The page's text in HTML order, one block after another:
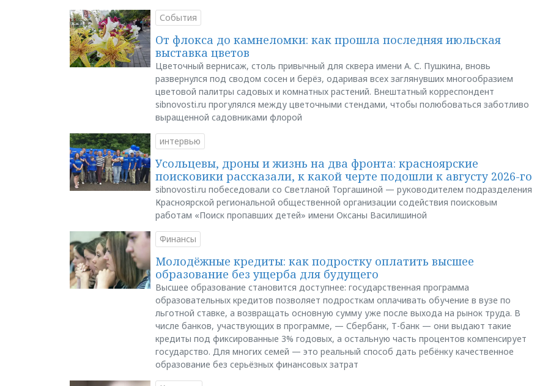
События
От флокса до камнеломки: как прошла последняя июльская
выставка цветов
Цветочный вернисаж, столь привычный для сквера имени А. С. Пушкина, вновь
развернулся под сводом сосен и берёз, одаривая всех заглянувших многообразием
цветовой палитры садовых и комнатных растений. Внештатный корреспондент
sibnovosti.ru прогулялся между цветочными стендами, чтобы полюбоваться заботливо
выращенной садовниками флорой
интервью
Усольцевы, дроны и жизнь на два фронта: красноярские
поисковики рассказали, к какой черте подошли к августу 2026-го
sibnovosti.ru побеседовали со Светланой Торгашиной — руководителем подразделения
Красноярской региональной общественной организации содействия поисковым
работам «Поиск пропавших детей» имени Оксаны Василишиной
Финансы
Молодёжные кредиты: как подростку оплатить высшее
образование без ущерба для будущего
Высшее образование становится доступнее: государственная программа
образовательных кредитов позволяет подросткам оплачивать обучение в вузе по
льготной ставке, а возвращать основную сумму уже после выхода на рынок труда. В
числе банков, участвующих в программе, — Сбербанк, Т-банк — они выдают такие
кредиты под фиксированные 3% годовых, а остальную часть процентов компенсирует
государство. Для многих семей — это реальный способ дать ребёнку качественное
образование без серьёзных финансовых затрат